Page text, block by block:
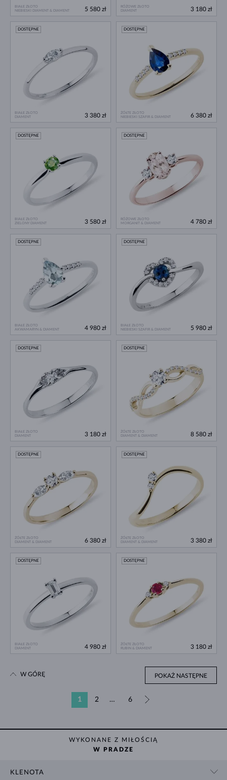
BIAŁE ZŁOTO
NIEBIESKI DIAMENT & DIAMENT
5 580 zł
RÓŻOWE ZŁOTO
DIAMENT
3 180 zł
BIAŁE ZŁOTO
DIAMENT
DOSTĘPNE
3 380 zł
ŻÓŁTE ZŁOTO
NIEBIESKI SZAFIR & DIAMENT
DOSTĘPNE
6 380 zł
BIAŁE ZŁOTO
ZIELONY DIAMENT
DOSTĘPNE
3 580 zł
RÓŻOWE ZŁOTO
MORGANIT & DIAMENT
DOSTĘPNE
4 780 zł
BIAŁE ZŁOTO
AKWAMARYN & DIAMENT
DOSTĘPNE
4 980 zł
BIAŁE ZŁOTO
NIEBIESKI SZAFIR & DIAMENT
DOSTĘPNE
5 980 zł
BIAŁE ZŁOTO
DIAMENT
DOSTĘPNE
3 180 zł
ŻÓŁTE ZŁOTO
DIAMENT & DIAMENT
DOSTĘPNE
8 580 zł
ŻÓŁTE ZŁOTO
DIAMENT & DIAMENT
DOSTĘPNE
6 380 zł
ŻÓŁTE ZŁOTO
DIAMENT & DIAMENT
DOSTĘPNE
3 380 zł
BIAŁE ZŁOTO
DIAMENT
DOSTĘPNE
4 980 zł
ŻÓŁTE ZŁOTO
RUBIN & DIAMENT
DOSTĘPNE
3 180 zł
POKAŻ NASTĘPNE
1 2 … 6
W GÓRĘ
WYKONANE Z MIŁOŚCIĄ
W PRADZE
KLENOTA